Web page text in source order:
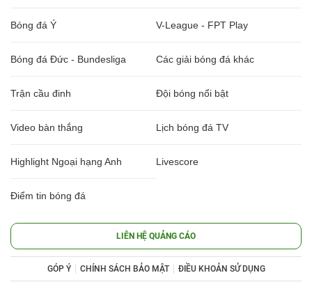
Bóng đá Ý V-League - FPT Play
Bóng đá Đức - Bundesliga Các giải bóng đá khác
Trận cầu đinh Đội bóng nổi bật
Video bàn thắng Lịch bóng đá TV
Highlight Ngoại hạng Anh Livescore
Điểm tin bóng đá
LIÊN HỆ QUẢNG CÁO
GÓP Ý CHÍNH SÁCH BẢO MẬT ĐIỀU KHOẢN SỬ DỤNG